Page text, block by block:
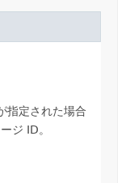
指定された場合
ジ ID。